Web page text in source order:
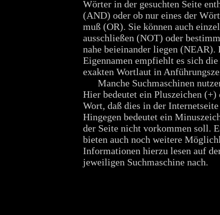
Wörter in der gesuchten Seite
(AND) oder ob nur eines der
muß (OR). Sie können auch
ausschließen (NOT) oder
nahe beieinander liegen (NEAR).
Eigennamen empfiehlt es sich die
exakten Wortlaut in
Manche Suchmaschinen
Hier bedeutet ein Pluszeichen
Wort, daß dies in der
Hingegen bedeutet ein
der Seite nicht vorkommen soll.
bieten auch noch weitere
Informationen hierzu lesen auf
jeweiligen Suchmaschine nach.